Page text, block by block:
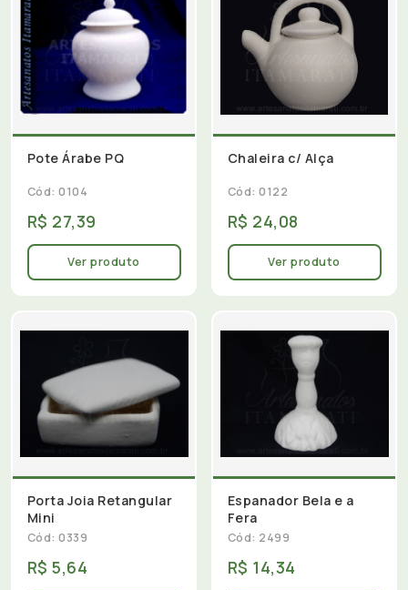
Pote Árabe PQ
Cód: 0104
R$ 27,39
Ver produto
Chaleira c/ Alça
Cód: 0122
R$ 24,08
Ver produto
Porta Joia Retangular
Mini
Cód: 0339
R$ 5,64
Espanador Bela e a
Fera
Cód: 2499
R$ 14,34